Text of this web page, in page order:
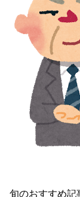
旬のおすすめ記